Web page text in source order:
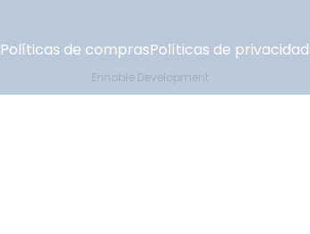
Políticas de comprasPolíticas de privacidad
Ennoble Development